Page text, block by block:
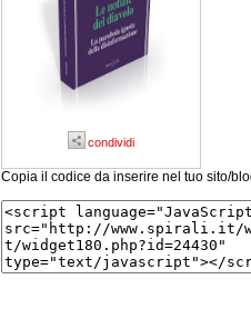
condividi
Copia il codice da inserire nel tuo sito/